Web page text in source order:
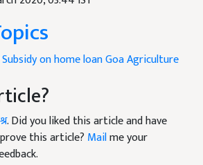
Subsidy on home loanGoa Agriculture
. Did you liked this article and have
this article? Mailme your